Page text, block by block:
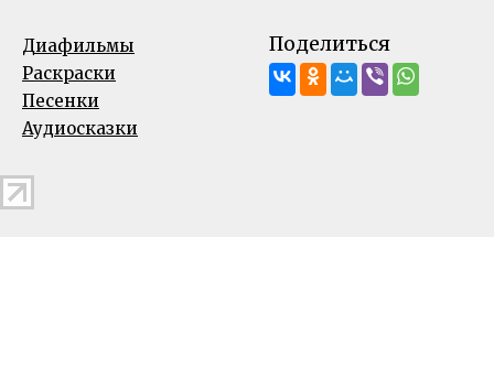
Диафильмы
Раскраски
Песенки
Аудиосказки
Поделиться